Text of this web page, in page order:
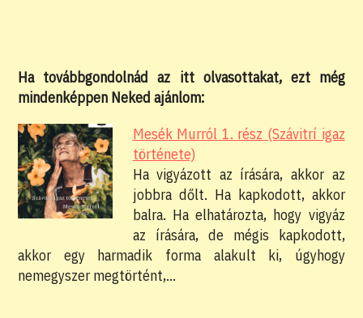
Ha továbbgondolnád az itt olvasottakat, ezt még
mindenképpen Neked ajánlom:
Mesék Murról 1. rész (Szávitrí igaz
története)
Ha vigyázott az írására, akkor az
jobbra dőlt. Ha kapkodott, akkor
balra. Ha elhatározta, hogy vigyáz
az írására, de mégis kapkodott,
akkor egy harmadik forma alakult ki, úgyhogy
nemegyszer megtörtént,…